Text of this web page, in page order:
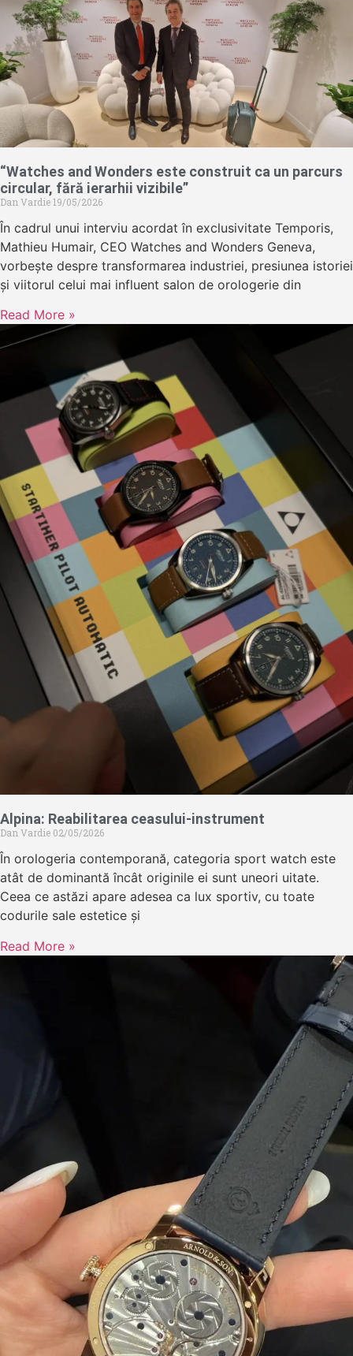
“Watches and Wonders este construit ca un parcurs
circular, fără ierarhii vizibile”
Dan Vardie19/05/2026
În cadrul unui interviu acordat în exclusivitate Temporis,
Mathieu Humair, CEO Watches and Wonders Geneva,
vorbește despre transformarea industriei, presiunea istoriei
și viitorul celui mai influent salon de orologerie din
Read More »
Alpina: Reabilitarea ceasului-instrument
Dan Vardie 02/05/2026
În orologeria contemporană, categoria sport watch este
atât de dominantă încât originile ei sunt uneori uitate.
Ceea ce astăzi apare adesea ca lux sportiv, cu toate
codurile sale estetice și
Read More »